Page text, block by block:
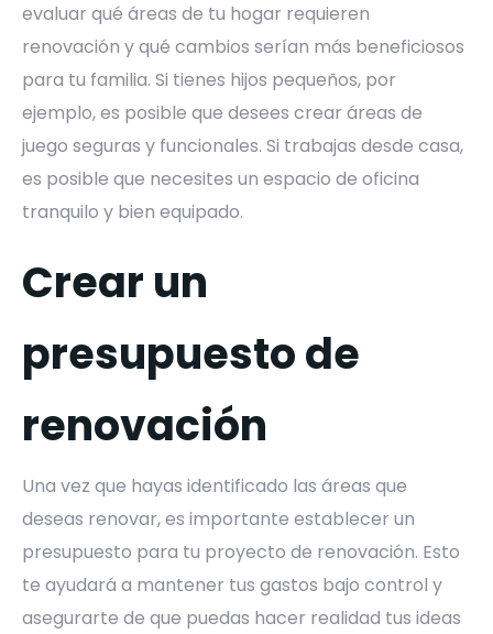
evaluar qué áreas de tu hogar requieren
renovación y qué cambios serían más beneficiosos
para tu familia. Si tienes hijos pequeños, por
ejemplo, es posible que desees crear áreas de
juego seguras y funcionales. Si trabajas desde casa,
es posible que necesites un espacio de oficina
tranquilo y bien equipado.
Crear un
presupuesto de
renovación
Una vez que hayas identificado las áreas que
deseas renovar, es importante establecer un
presupuesto para tu proyecto de renovación. Esto
te ayudará a mantener tus gastos bajo control y
asegurarte de que puedas hacer realidad tus ideas